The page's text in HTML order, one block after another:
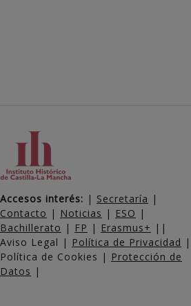
Accesos interés: | Secretaría |
Contacto | Noticias | ESO |
Bachillerato | FP | Erasmus+ ||
Aviso Legal | Política de Privacidad |
Política de Cookies | Protección de
Datos |